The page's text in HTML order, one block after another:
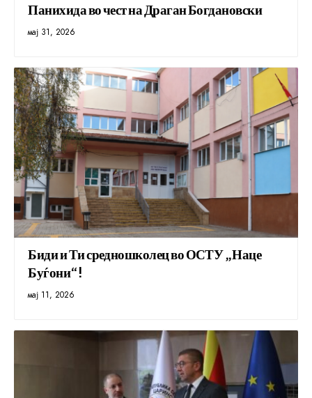
Панихида во чест на Драган Богдановски
мај 31, 2026
Биди и Ти средношколец во ОСТУ „Наце
Буѓони“!
мај 11, 2026